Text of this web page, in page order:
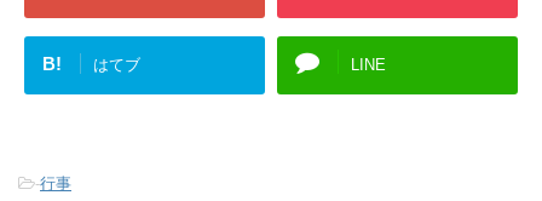
B! はてブ LINE
-行事